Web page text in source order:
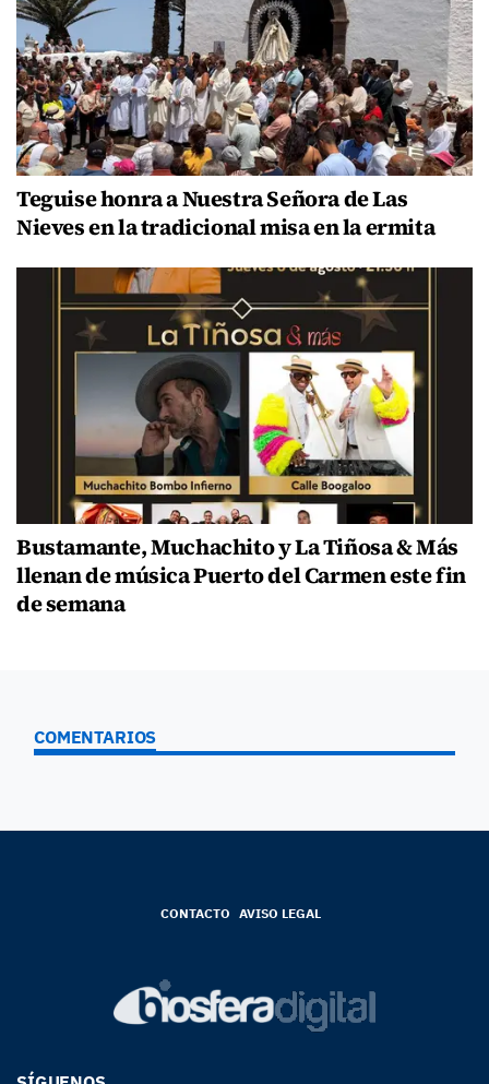
Teguise honra a Nuestra Señora de Las
Nieves en la tradicional misa en la ermita
Bustamante, Muchachito y La Tiñosa & Más
llenan de música Puerto del Carmen este fin
de semana
COMENTARIOS
CONTACTO AVISO LEGAL